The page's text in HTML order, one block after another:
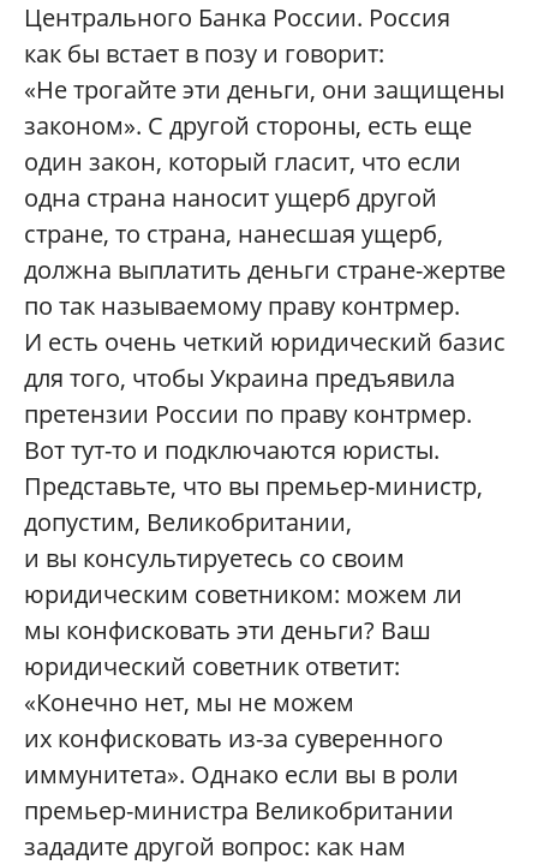
Центрального Банка России. Россия
как бы встает в позу и говорит:
«Не трогайте эти деньги, они защищены
законом». С другой стороны, есть еще
один закон, который гласит, что если
одна страна наносит ущерб другой
стране, то страна, нанесшая ущерб,
должна выплатить деньги стране-жертве
по так называемому праву контрмер.
И есть очень четкий юридический базис
для того, чтобы Украина предъявила
претензии России по праву контрмер.
Вот тут-то и подключаются юристы.
Представьте, что вы премьер-министр,
допустим, Великобритании,
и вы консультируетесь со своим
юридическим советником: можем ли
мы конфисковать эти деньги? Ваш
юридический советник ответит:
«Конечно нет, мы не можем
их конфисковать из-за суверенного
иммунитета». Однако если вы в роли
премьер-министра Великобритании
зададите другой вопрос: как нам